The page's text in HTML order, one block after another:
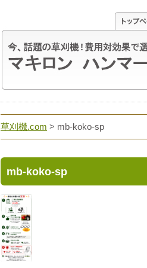
草刈機.com > mb-koko-sp
mb-koko-sp